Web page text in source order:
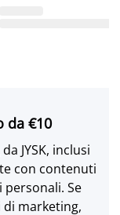
da €10
JYSK, inclusi
con contenuti
Se
marketing,